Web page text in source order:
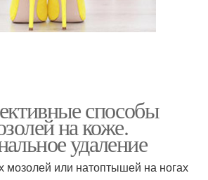
способы
на коже.
удаление
мозолей или натоптышей на ногах